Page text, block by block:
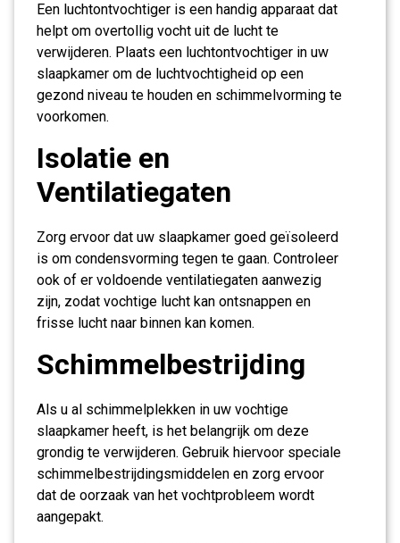
Een luchtontvochtiger is een handig apparaat dat
helpt om overtollig vocht uit de lucht te
verwijderen. Plaats een luchtontvochtiger in uw
slaapkamer om de luchtvochtigheid op een
gezond niveau te houden en schimmelvorming te
voorkomen.
Isolatie en
Ventilatiegaten
Zorg ervoor dat uw slaapkamer goed geïsoleerd
is om condensvorming tegen te gaan. Controleer
ook of er voldoende ventilatiegaten aanwezig
zijn, zodat vochtige lucht kan ontsnappen en
frisse lucht naar binnen kan komen.
Schimmelbestrijding
Als u al schimmelplekken in uw vochtige
slaapkamer heeft, is het belangrijk om deze
grondig te verwijderen. Gebruik hiervoor speciale
schimmelbestrijdingsmiddelen en zorg ervoor
dat de oorzaak van het vochtprobleem wordt
aangepakt.